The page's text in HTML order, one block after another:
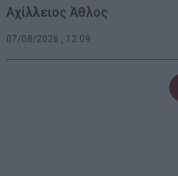
Αχίλλειος Άθλος
07/08/2026 , 12:09